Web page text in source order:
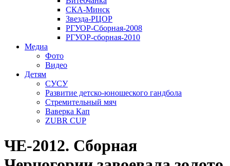
СКА-Минск
Звезда-РЦОР
РГУОР-Сборная-2008
РГУОР-сборная-2010
Медиа
Фото
Видео
Детям
СУСУ
Развитие детско-юношеского гандбола
Стремительный мяч
Ваверка Кап
ZUBR CUP
ЧЕ-2012. Сборная